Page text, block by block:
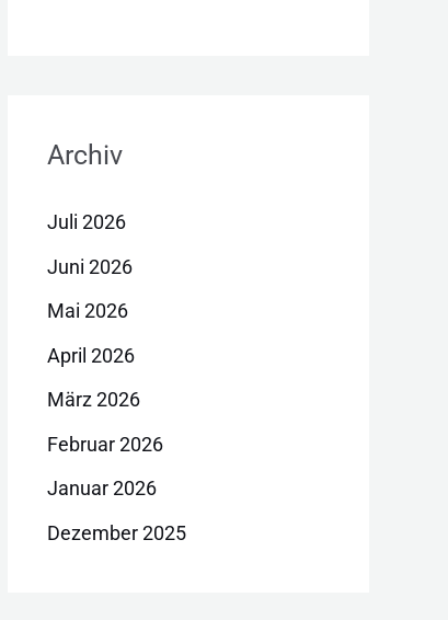
Archiv
Juli 2026
Juni 2026
Mai 2026
April 2026
März 2026
Februar 2026
Januar 2026
Dezember 2025